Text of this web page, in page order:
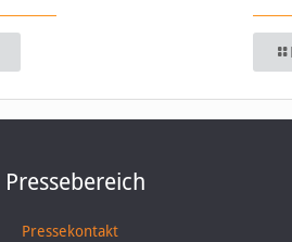
Pressebereich
Pressekontakt